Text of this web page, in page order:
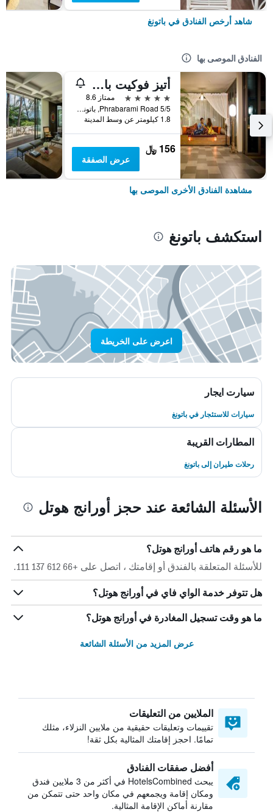
شاهد أرخص الفنادق في باتونغ
الفنادق الموصى بها
أتيز فوكيت باتونج
5 نجوم
ممتاز 8.6
5/5 Phrabarami Road, باتونغ, تايلاند
1.8 كيلومتر عن وسط المدينة
156 ﷼
عرض الصفقة
مشاهدة الفنادق الأخرى الموصى بها
استكشف باتونغ
اعرض على الخريطة
سيارت ايجار
سيارات للاستئجار في باتونغ
المطارات القريبة
رحلات طيران إلى باتونغ
الأسئلة الشائعة عند حجز أورانج هوتل
ما هو رقم هاتف أورانج هوتل؟
للأسئلة المتعلقة بالفندق أو إقامتك ، اتصل على +66 612 137 111.
هل تتوفر خدمة الواي فاي في أورانج هوتل؟
ما هو وقت تسجيل المغادرة في أورانج هوتل؟
عرض المزيد من الأسئلة الشائعة
الملايين من التعليقات
تقييمات وتعليقات حقيقية من ملايين النزلاء، مثلك
تمامًا. احجز إقامتك المثالية بكل ثقة!
أفضل صفقات الفنادق
يبحث HotelsCombined في أكثر من 3 ملايين فندق
ومكان إقامة ويجمعهم في مكان واحد حتى تتمكن من
مقارنة أماكن الإقامة المثالية.